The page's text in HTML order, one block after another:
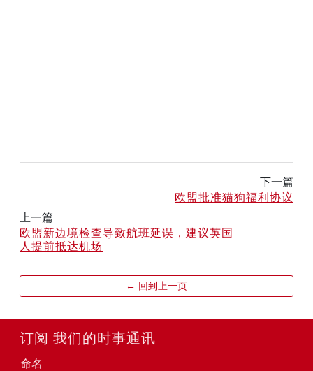
下一篇
欧盟批准猫狗福利协议
上一篇
欧盟新边境检查导致航班延误，建议英国
人提前抵达机场
← 回到上一页
订阅 我们的时事通讯
命名